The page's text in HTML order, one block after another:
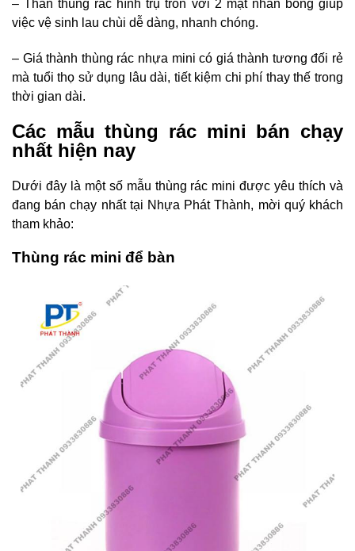
– Thân thùng rác hình trụ tròn với 2 mặt nhẵn bóng giúp
việc vệ sinh lau chùi dễ dàng, nhanh chóng.
– Giá thành thùng rác nhựa mini có giá thành tương đối rẻ
mà tuổi thọ sử dụng lâu dài, tiết kiệm chi phí thay thế trong
thời gian dài.
Các mẫu thùng rác mini bán chạy
nhất hiện nay
Dưới đây là một số mẫu thùng rác mini được yêu thích và
đang bán chạy nhất tại Nhựa Phát Thành, mời quý khách
tham khảo:
Thùng rác mini để bàn